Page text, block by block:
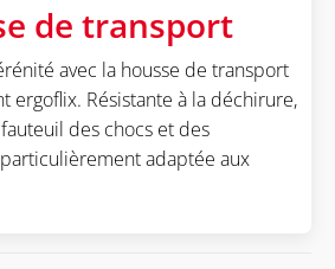
de transport
avec la housse de transport
ergoflix. Résistante à la déchirure,
des chocs et des
adaptée aux